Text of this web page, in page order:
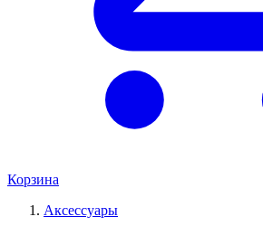
Корзина
Аксессуары